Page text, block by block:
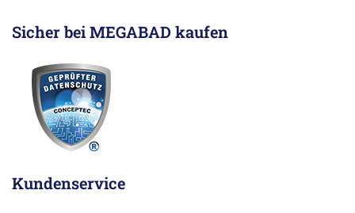
Sicher bei MEGABAD kaufen
Kundenservice